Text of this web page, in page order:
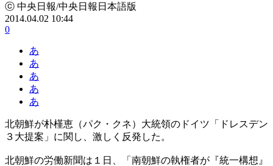
ⓒ 中央日報/中央日報日本語版
2014.04.02 10:44
0
あ
あ
あ
あ
あ
北朝鮮が朴槿恵（パク・クネ）大統領のドイツ「ドレスデン
３大提案」に関し、激しく反発した。
北朝鮮の労働新聞は１日、「南朝鮮の執権者が『統一構想』